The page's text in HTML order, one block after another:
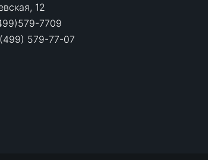
12
7709
579-77-07